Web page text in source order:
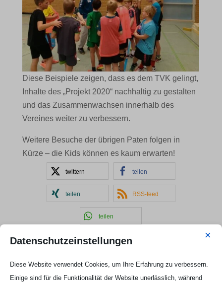
Diese Beispiele zeigen, dass es dem TVK gelingt,
Inhalte des „Projekt 2020“ nachhaltig zu gestalten
und das Zusammenwachsen innerhalb des
Vereines weiter zu verbessern.
Weitere Besuche der übrigen Paten folgen in
Kürze – die Kids können es kaum erwarten!
twittern teilen
teilen RSS-feed
teilen

Kontakt Handball
Tobias Hintzen
Datenschutzeinstellungen ×
Diese Website verwendet Cookies, um Ihre Erfahrung zu verbessern.
Einige sind für die Funktionalität der Website unerlässlich, während